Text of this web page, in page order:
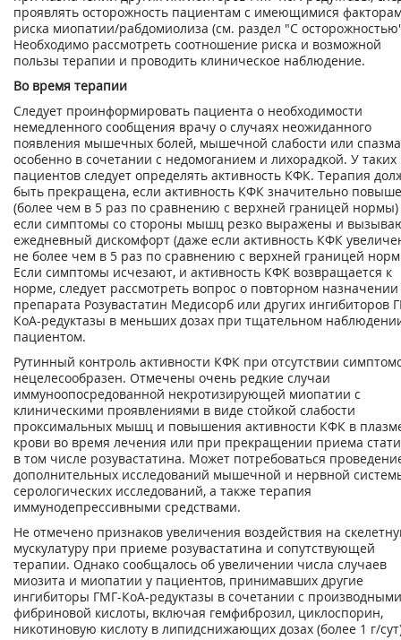
проявлять осторожность пациентам с имеющимися
риска миопатии/рабдомиолиза (см. раздел "С
Необходимо рассмотреть соотношение риска и возможной
пользы терапии и проводить клиническое наблюдение.
Во время терапии
Следует проинформировать пациента о необходимости
немедленного сообщения врачу о случаях неожиданного
появления мышечных болей, мышечной слабости или
особенно в сочетании с недомоганием и лихорадкой. У таких
пациентов следует определять активность КФК. Терапия
быть прекращена, если активность КФК значительно
(более чем в 5 раз по сравнению с верхней границей
если симптомы со стороны мышц резко выражены и
ежедневный дискомфорт (даже если активность КФК
не более чем в 5 раз по сравнению с верхней границей
Если симптомы исчезают, и активность КФК возвращается к
норме, следует рассмотреть вопрос о повторном назначении
препарата Розувастатин Медисорб или других ингибиторов
КоА-редуктазы в меньших дозах при тщательном
пациентом.
Рутинный контроль активности КФК при отсутствии
нецелесообразен. Отмечены очень редкие случаи
иммуноопосредованной некротизирующей миопатии с
клиническими проявлениями в виде стойкой слабости
проксимальных мышц и повышения активности КФК в
крови во время лечения или при прекращении приема
в том числе розувастатина. Может потребоваться
дополнительных исследований мышечной и нервной
серологических исследований, а также терапия
иммунодепрессивными средствами.
Не отмечено признаков увеличения воздействия на
мускулатуру при приеме розувастатина и сопутствующей
терапии. Однако сообщалось об увеличении числа случаев
миозита и миопатии у пациентов, принимавших другие
ингибиторы ГМГ-КоА-редуктазы в сочетании с производными
фибриновой кислоты, включая гемфиброзил, циклоспорин,
никотиновую кислоту в липидснижающих дозах (более 1 г/